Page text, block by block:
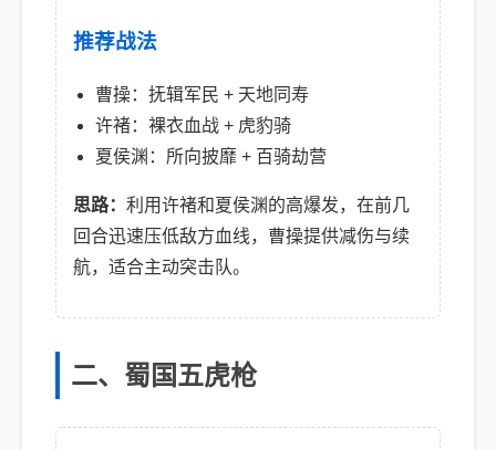
推荐战法
曹操：抚辑军民 + 天地同寿
许褚：裸衣血战 + 虎豹骑
夏侯渊：所向披靡 + 百骑劫营
思路： 利用许褚和夏侯渊的高爆发，在前几
回合迅速压低敌方血线，曹操提供减伤与续
航，适合主动突击队。
二、蜀国五虎枪